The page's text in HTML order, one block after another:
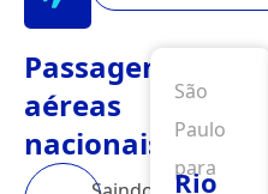
Passagens
aéreas
nacionais
São
Paulo
para
Rio